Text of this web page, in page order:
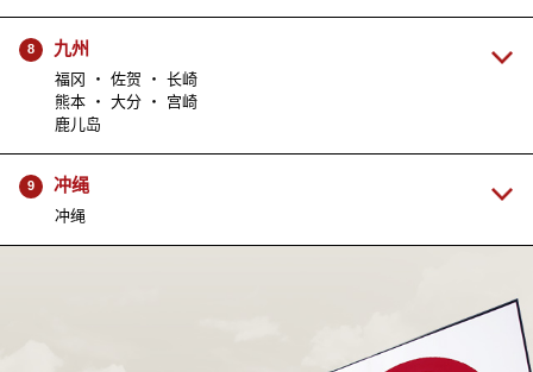
8 九州
福冈 ・ 佐贺 ・ 长崎
熊本 ・ 大分 ・ 宫崎
鹿儿岛
9 冲绳
冲绳